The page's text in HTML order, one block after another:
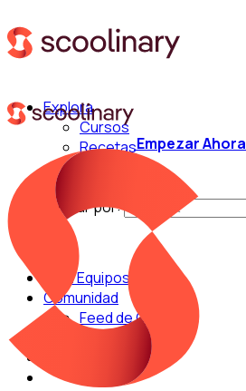
Explora
Cursos
Recetas
Buscar por:
Para Equipos
Comunidad
Feed de Cocina
Empezar Ahora